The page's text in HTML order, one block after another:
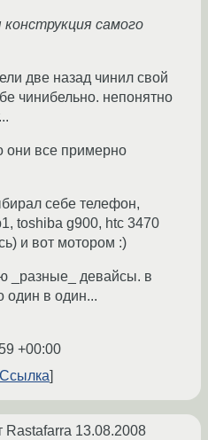
конструкция самого
две назад чинил свой
чинибельно. непонятно
они все примерно
себе телефон,
toshiba g900, htc 3470
и вот мотором :)
_разные_ девайсы. в
один в один...
+00:00
Ссылка
Rastafarra 13.08.2008